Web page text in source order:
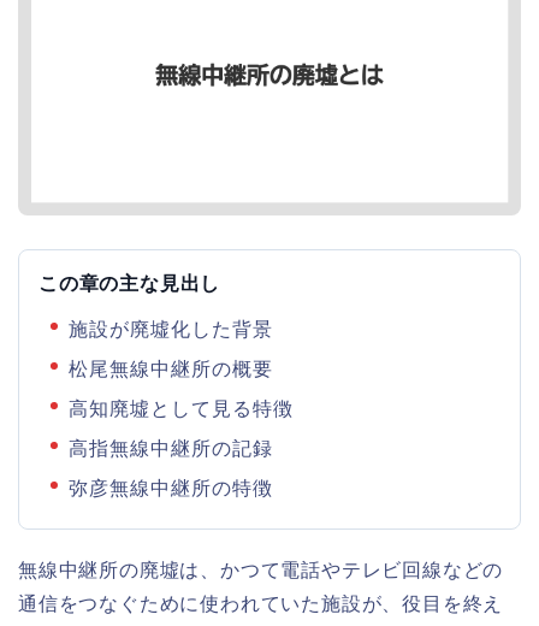
この章の主な見出し
施設が廃墟化した背景
松尾無線中継所の概要
高知廃墟として見る特徴
高指無線中継所の記録
弥彦無線中継所の特徴
無線中継所の廃墟は、かつて電話やテレビ回線などの
通信をつなぐために使われていた施設が、役目を終え